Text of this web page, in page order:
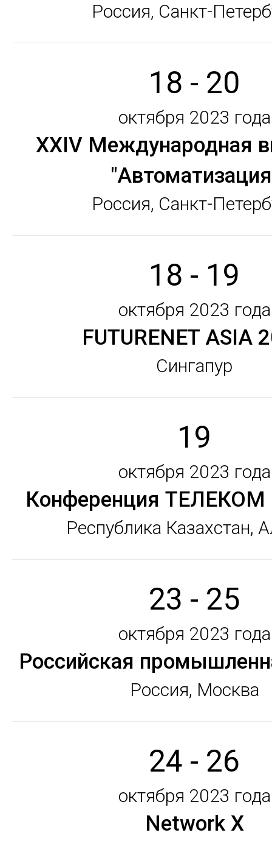
Россия, Санкт-
18 - 20
октября 2023 года
XXIV Международная
Россия, Санкт-
18 - 19
октября 2023 года
FUTURENET ASIA
Сингапур
19
октября 2023 года
Конференция
Республика Казахстан,
23 - 25
октября 2023 года
Российская
Россия, Москва
24 - 26
октября 2023 года
Network X